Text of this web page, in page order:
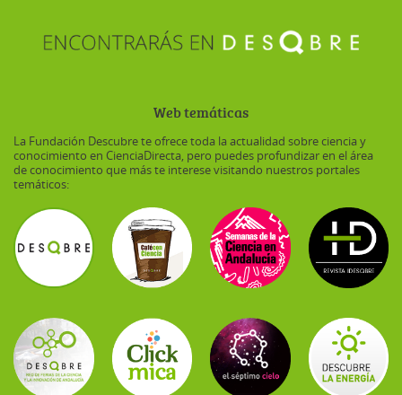
Web temáticas
La Fundación Descubre te ofrece toda la actualidad sobre ciencia y
conocimiento en CienciaDirecta, pero puedes profundizar en el área
de conocimiento que más te interese visitando nuestros portales
temáticos: